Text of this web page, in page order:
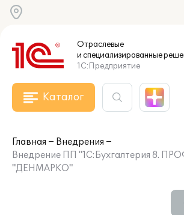
Отраслевые
и специализированные
1С:Предприятие
Каталог
Главная
Внедрения
Внедрение ПП "1С:Бухгалтерия 8.
"ДЕНМАРКО"